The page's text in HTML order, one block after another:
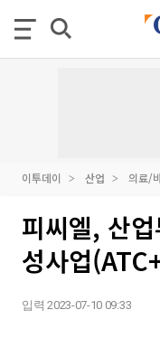
이투데이 산업 의료/
피씨엘, 산
성사업
입력 2023-07-10 09:33